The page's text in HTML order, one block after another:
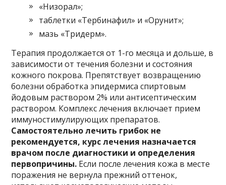
«Низорал»;
таблетки «Тербинафил» и «Орунит»;
мазь «Тридерм».
Терапия продолжается от 1-го месяца и дольше, в
зависимости от течения болезни и состояния
кожного покрова. Препятствует возвращению
болезни обработка эпидермиса спиртовым
йодовым раствором 2% или антисептическим
раствором. Комплекс лечения включает прием
иммуностимулирующих препаратов.
Самостоятельно лечить грибок не
рекомендуется, курс лечения назначается
врачом после диагностики и определения
первопричины. Если после лечения кожа в месте
поражения не вернула прежний оттенок,